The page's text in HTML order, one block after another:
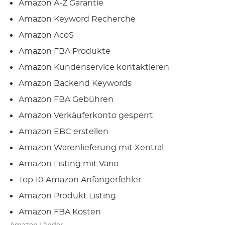
Amazon A-Z Garantie
Amazon Keyword Recherche
Amazon AcoS
Amazon FBA Produkte
Amazon Kundenservice kontaktieren
Amazon Backend Keywords
Amazon FBA Gebühren
Amazon Verkäuferkonto gesperrt
Amazon EBC erstellen
Amazon Warenlieferung mit Xentral
Amazon Listing mit Vario
Top 10 Amazon Anfängerfehler
Amazon Produkt Listing
Amazon FBA Kosten